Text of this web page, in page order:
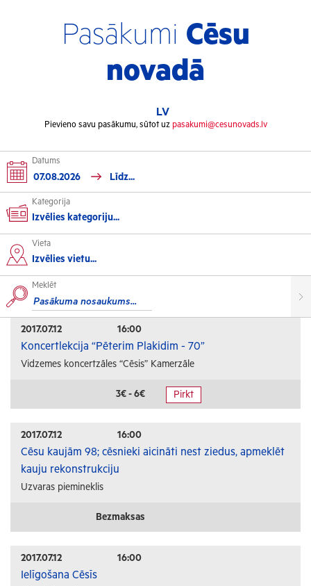
Pasākumi Cēsu
novadā
LV
Pievieno savu pasākumu, sūtot uz pasakumi@cesunovads.lv
Datums
Kategorija
Izvēlies kategoriju...
Kultūra
Izstādes
Koncerti
Izrādes
Festivāli un svētki
Kino
Citi pasākumi
Sports
Florbols
Slēpošana
Izglītība
Vieta
Izvēlies vietu...
Meklēt
2017.07.12 16:00
Koncertlekcija “Pēterim Plakidim - 70”
Vidzemes koncertzāles “Cēsis” Kamerzāle
3€ - 6€ Pirkt
2017.07.12 16:00
Cēsu kaujām 98; cēsnieki aicināti nest ziedus, apmeklēt
kauju rekonstrukciju
Uzvaras piemineklis
Bezmaksas
2017.07.12 16:00
Ielīgošana Cēsīs